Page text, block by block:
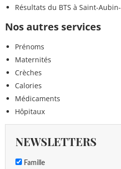
Résultats du BTS à Saint-
Nos autres services
Prénoms
Maternités
Crèches
Calories
Médicaments
Hôpitaux
NEWSLETTERS
Famille